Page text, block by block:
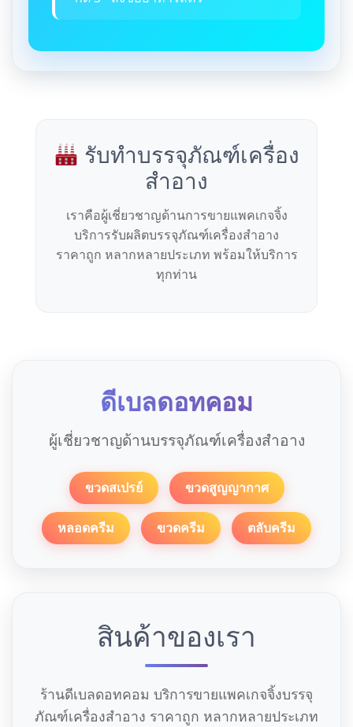
รับทำบรรจุภัณฑ์เครื่อง
สำอาง
เราคือผู้เชี่ยวชาญด้านการขายแพคเกจจิ้ง
บริการรับผลิตบรรจุภัณฑ์เครื่องสำอาง
ราคาถูก หลากหลายประเภท พร้อมให้บริการ
ทุกท่าน
ดีเบลดอทคอม
ผู้เชี่ยวชาญด้านบรรจุภัณฑ์เครื่องสำอาง
ขวดสเปรย์ ขวดสูญญากาศ
หลอดครีม ขวดครีม ตลับครีม
สินค้าของเรา
ร้านดีเบลดอทคอม บริการขายแพคเกจจิ้งบรรจุ
ภัณฑ์เครื่องสำอาง ราคาถูก หลากหลายประเภท